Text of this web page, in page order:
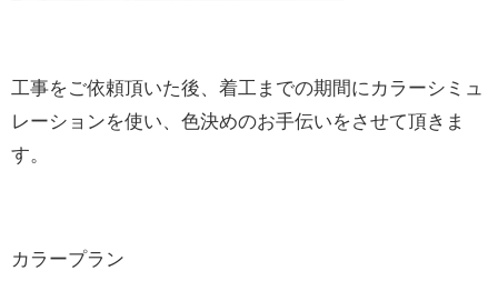
工事をご依頼頂いた後、着工までの期間にカラーシミュ
レーションを使い、色決めのお手伝いをさせて頂きま
す。
カラープラン